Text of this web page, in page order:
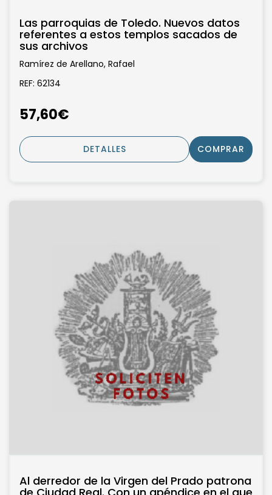
Las parroquias de Toledo. Nuevos datos
referentes a estos templos sacados de
sus archivos
Ramírez de Arellano, Rafael
REF: 62134
57,60€
DETALLES COMPRAR
Al derredor de la Virgen del Prado patrona